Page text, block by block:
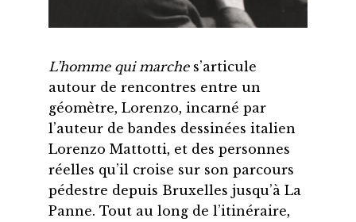
L’homme qui marches’articule
autour de rencontres entre un
géomètre, Lorenzo, incarné par
l’auteur de bandes dessinées italien
Lorenzo Mattotti, et des personnes
réelles qu’il croise sur son parcours
pédestre depuis Bruxelles jusqu’à La
Panne. Tout au long de l’itinéraire,